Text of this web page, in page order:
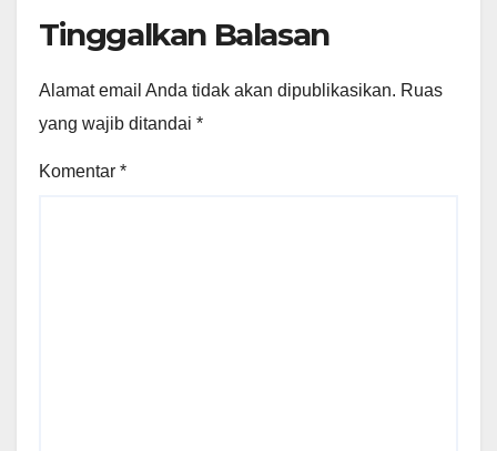
Tinggalkan Balasan
Alamat email Anda tidak akan dipublikasikan. Ruas
yang wajib ditandai *
Komentar *